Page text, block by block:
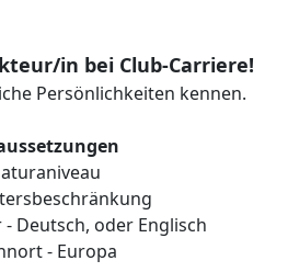
in bei Club-Carriere!
Persönlichkeiten kennen.
- Deutsch, oder Englisch
- Europa